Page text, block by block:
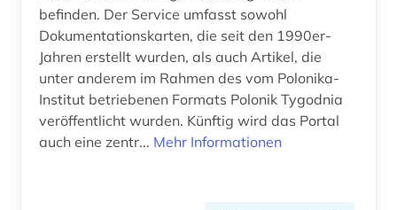
befinden. Der Service umfasst sowohl
Dokumentationskarten, die seit den 1990er-
Jahren erstellt wurden, als auch Artikel, die
unter anderem im Rahmen des vom Polonika-
Institut betriebenen Formats Polonik Tygodnia
veröffentlicht wurden. Künftig wird das Portal
auch eine zentr... Mehr Informationen